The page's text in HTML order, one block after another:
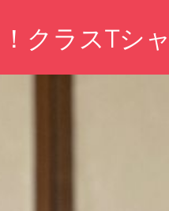
クラスTシ